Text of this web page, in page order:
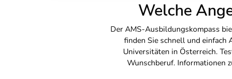
Welche
Der AMS-Ausbildungskompass
finden Sie schnell und einfach
Universitäten in Österreich.
Wunschberuf. Informationen